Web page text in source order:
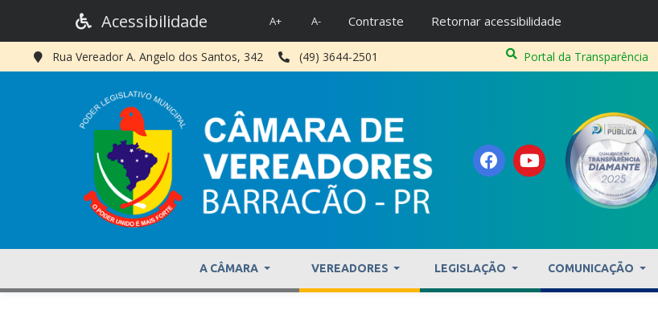
Acessibilidade A+ A- Contraste Retornar acessibilidade
Rua Vereador A. Angelo dos Santos, 342 (49) 3644-2501 Portal da Transparência
A CÂMARA VEREADORES LEGISLAÇÃO COMUNICAÇÃO